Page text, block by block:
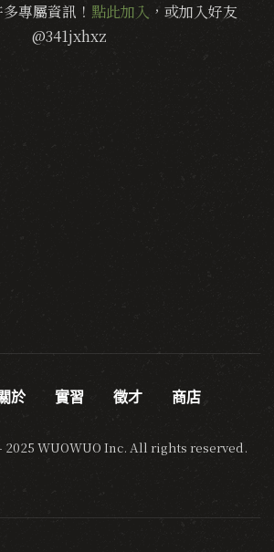
專屬資訊！ 點此加入 ，或加入好友
@341jxhxz
關於 實習 徵才 商店
2025 WUOWUO Inc. All rights reserved.